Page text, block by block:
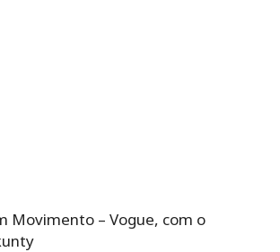
Movimento – Vogue, com o